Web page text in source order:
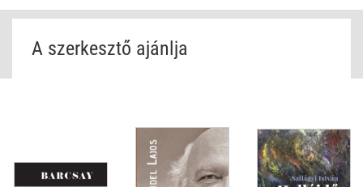
művészi tendenciáinak mérlegelését is célozza. A bevezető
tanulmány az animációs film és a szerzőiség, illetve a
stíluskérdések – mindmáig keveset kutatott – összefüggéseit
https://www.katolikusradio.hu/musoraink/adas/1/645004
A szerkesztő ajánlja